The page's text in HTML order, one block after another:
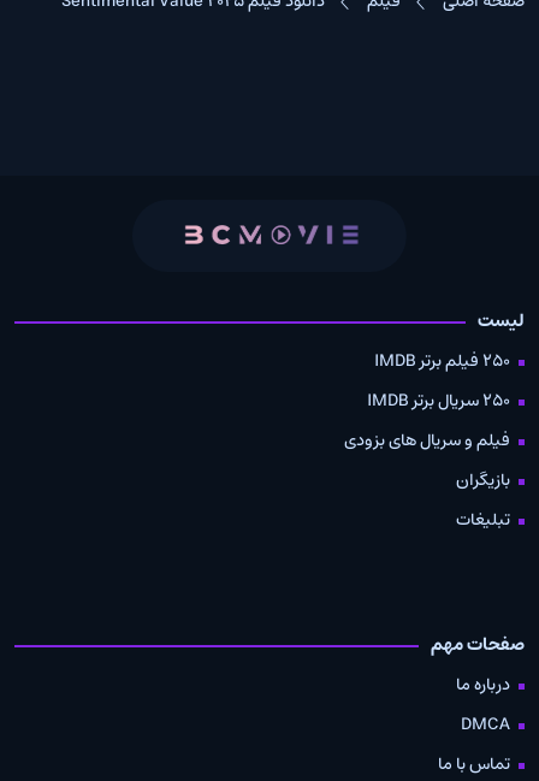
لیست
250 فیلم برتر IMDB
250 سریال برتر IMDB
فیلم و سریال های بزودی
بازیگران
تبلیغات
صفحات مهم
درباره ما
DMCA
تماس با ما